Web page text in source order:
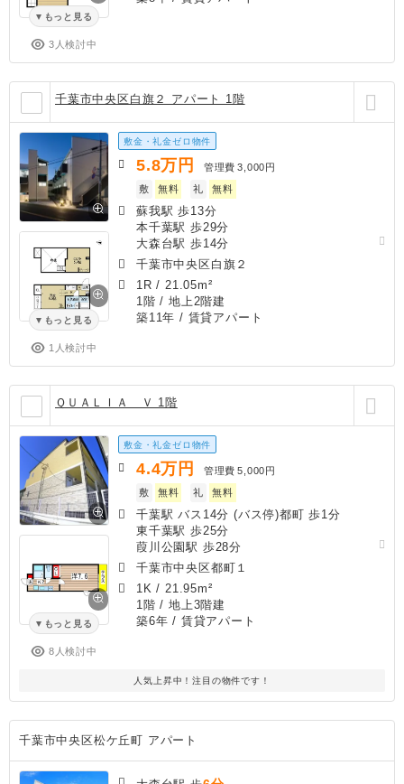
もっと見る
3人検討中
千葉市中央区白旗２ アパート 1階
もっと見る
1人検討中
敷金・礼金ゼロ物件
5.8万円 管理費 3,000円
敷
無料 礼 無料
蘇我駅 歩13分
本千葉駅 歩29分
大森台駅 歩14分
千葉市中央区白旗２
1R / 21.05m²
1階 / 地上2階建
築11年 / 賃貸アパート
ＱＵＡＬＩＡ Ｖ 1階
もっと見る
8人検討中
敷金・礼金ゼロ物件
4.4万円 管理費 5,000円
敷
無料 礼 無料
千葉駅 バス14分 (バス停)都町 歩1分
東千葉駅 歩25分
葭川公園駅 歩28分
千葉市中央区都町１
1K / 21.95m²
1階 / 地上3階建
築6年 / 賃貸アパート
人気上昇中！注目の物件です！
千葉市中央区松ケ丘町 アパート